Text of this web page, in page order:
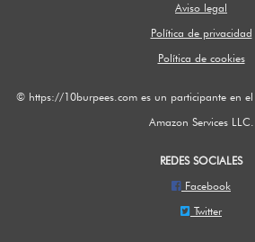
Aviso legal
Política de privacidad
Política de cookies
© https://10burpees.com es un participante en
Amazon Services LLC.
REDES SOCIALES
Facebook
Twitter